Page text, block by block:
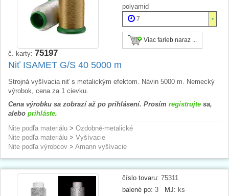
polyamid
7
Viac farieb naraz ...
č. karty: 75197
Niť ISAMET G/S 40 5000 m
Strojná vyšívacia niť s metalickým efektom. Návin 5000 m. Nemecký
výrobok, cena za 1 cievku.
Cena výrobku sa zobrazí až po prihlásení. Prosím registrujte sa,
alebo prihláste.
Nite podľa materiálu > Ozdobné-metalické
Nite podľa materiálu > Vyšívacie
Nite podľa výrobcov > Amann vyšívacie
číslo tovaru: 75311
balené po: 3 MJ: ks